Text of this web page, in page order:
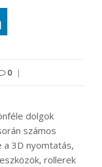
0 |
dolgok
számos
3D nyomtatás,
rollerek